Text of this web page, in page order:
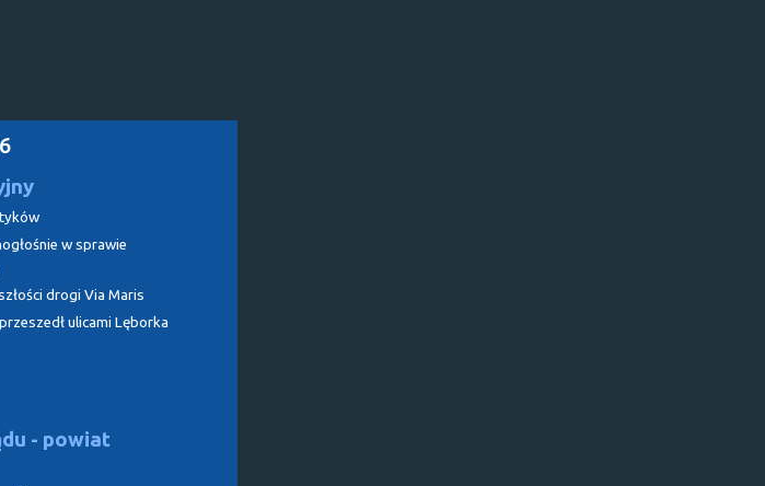
w sprawie
drogi Via Maris
ulicami Lęborka
- powiat